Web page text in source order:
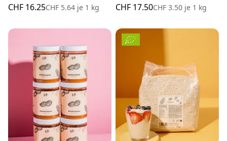
CHF 16.25CHF 5.64 je 1 kg CHF 17.50CHF 3.50 je 1 kg